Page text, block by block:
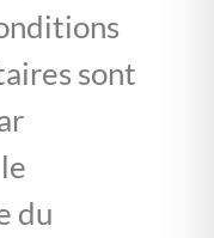
sont
du